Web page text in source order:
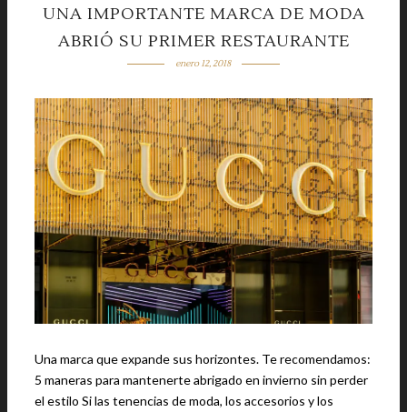
UNA IMPORTANTE MARCA DE MODA
ABRIÓ SU PRIMER RESTAURANTE
enero 12, 2018
Una marca que expande sus horizontes. Te recomendamos:
5 maneras para mantenerte abrigado en invierno sin perder
el estilo Si las tenencias de moda, los accesorios y los